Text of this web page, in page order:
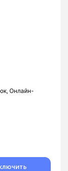
Онлайн-